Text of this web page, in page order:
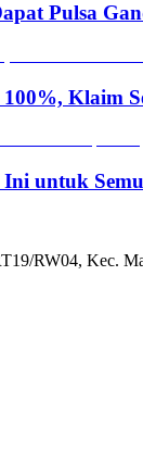
Pulsa
Klaim
untuk
RW04, Kec.